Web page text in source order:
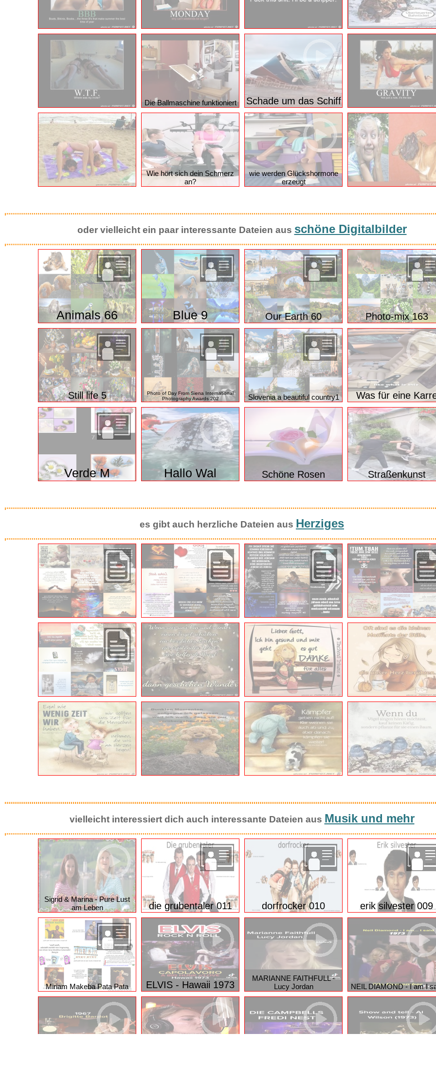
Die Ballmaschine funktioniert Schade um das Schiff
Wie hört sich dein Schmerz
an?
wie werden Glückshormone
erzeugt
oder vielleicht ein paar interessante Dateien aus schöne Digitalbilder
Animals 66 Blue 9 Our Earth 60 Photo-mix 163
Still life 5
Photo of Day From Siena International
Photography Awards 202
Slovenia a beautiful country1 Was für eine
Verde M Hallo Wal Schöne Rosen Straßenkunst
es gibt auch herzliche Dateien aus Herziges
vielleicht interessiert dich auch interessante Dateien aus Musik und mehr
Sigrid & Marina - Pure Lust
am Leben
die grubentaler 011 dorfrocker 010 erik silvester 009
Miriam Makeba Pata Pata ELVIS - Hawaii 1973
MARIANNE FAITHFULL -
Lucy Jordan
NEIL DIAMOND - I am I